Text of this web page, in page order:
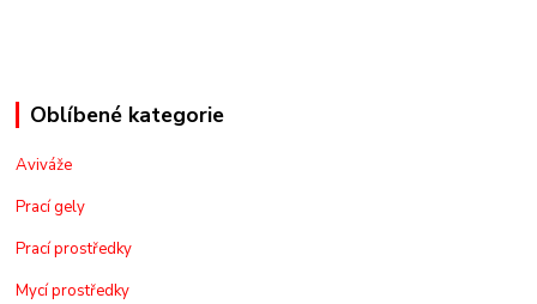
Oblíbené kategorie
Aviváže
Prací gely
Prací prostředky
Mycí prostředky